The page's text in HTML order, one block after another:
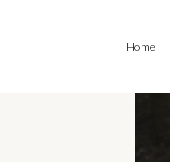
Home